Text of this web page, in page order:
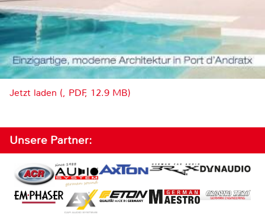
Jetzt laden (, PDF, 12.9 MB)
Unsere Partner: